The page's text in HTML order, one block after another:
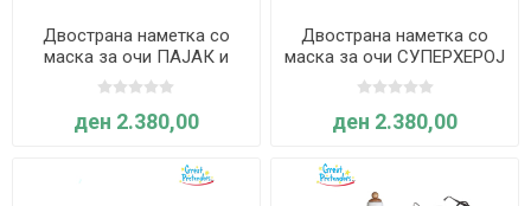
Двострана наметка со
маска за очи ПАЈАК и
ЛИЛЈАК - 4-6 години -
Great Pretenders
ден 2.380,00
Двострана наметка со
маска за очи СУПЕРХЕРОЈ
- 5-6 години - Great
Pretenders
ден 2.380,00